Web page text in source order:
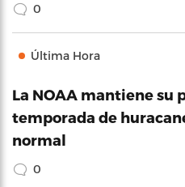
0
Última Hora
La NOAA mantiene su
temporada de
normal
0